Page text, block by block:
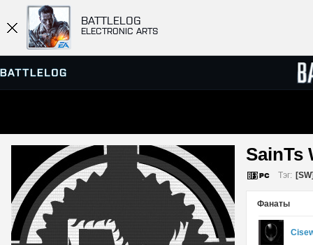
BATTLELOG
ELECTRONIC ARTS
ПРОСМОТР СЕРВЕРОВ
МАТЧИ
SainTs
Тэг:
Фанаты